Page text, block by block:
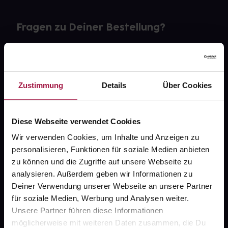
Zustimmung Details Über Cookies
Diese Webseite verwendet Cookies
Wir verwenden Cookies, um Inhalte und Anzeigen zu
personalisieren, Funktionen für soziale Medien anbieten
zu können und die Zugriffe auf unsere Webseite zu
analysieren. Außerdem geben wir Informationen zu
Deiner Verwendung unserer Webseite an unsere Partner
für soziale Medien, Werbung und Analysen weiter.
Unsere Partner führen diese Informationen
möglicherweise mit weiteren Daten zusammen, die Du
Fragen zu Deiner Bestellung?
gesund.de
Über uns
Karriere
Newsletter